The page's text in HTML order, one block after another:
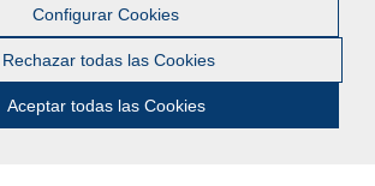
Configurar Cookies
Rechazar todas las Cookies
Aceptar todas las Cookies
exclusivamente se hará en caso de querer
que se puedan calificar como una incidencia,
reclamación o sugerencia.
Contacta con nosotros